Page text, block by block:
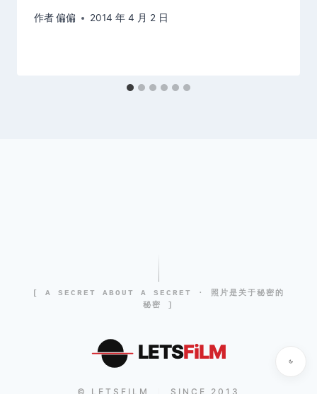
作者偏偏 2014 年 4 月 2 日
[ A SECRET ABOUT A SECRET · 照片是关于秘密的
秘密 ]
LETSFiLM
© LETSFILM SINCE 2013